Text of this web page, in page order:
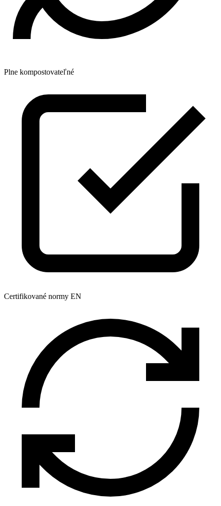
Plne kompostovateľné
Certifikované normy EN